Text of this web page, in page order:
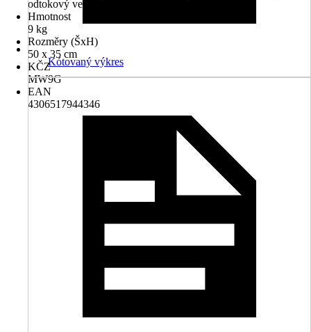
odtokový ventil
Hmotnost
9 kg
Rozměry (ŠxH)
50 x 35 cm
KČZ
MW9G
EAN
4306517944346
Kótovaný výkres